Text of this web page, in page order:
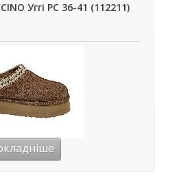
Уггі РС 36-41 (112211)